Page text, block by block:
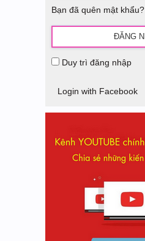
Bạn đã quên mật khẩu?
Duy trì đăng nhập
Login with Facebook